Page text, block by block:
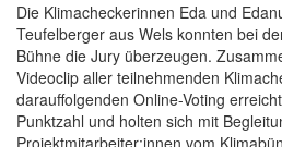
Die Klimacheckerinnen Eda und
Teufelberger aus Wels konnten bei
Bühne die Jury überzeugen.
Videoclip aller teilnehmenden
darauffolgenden Online-Voting
Punktzahl und holten sich mit
Projektmitarbeiter:innen vom